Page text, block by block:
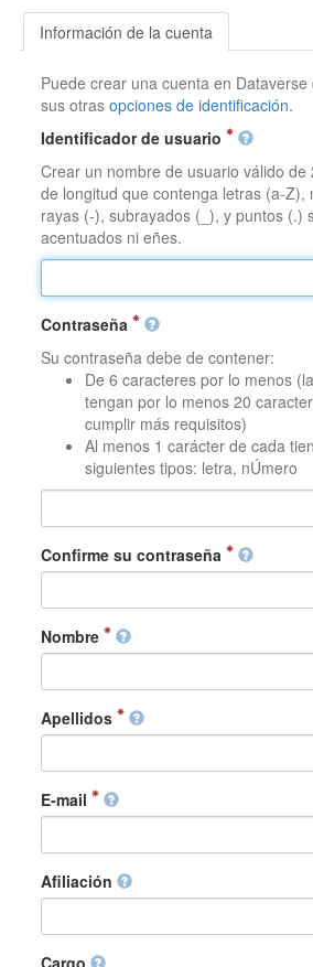
Información de la cuenta
Puede crear una cuenta en
sus otrasopciones de identificación.
Identificador de usuario
Crear un nombre de usuario válido
de longitud que contenga letras (a-Z),
rayas (-), subrayados (_), y puntos (.)
acentuados ni eñes.
Contraseña
Su contraseña debe de contener:
De 6 caracteres por lo menos
tengan por lo menos 20
cumplir más requisitos)
Al menos 1 carácter de cada
siguientes tipos: letra, nÚmero
Confirme su contraseña
Nombre
Apellidos
E-mail
Afiliación
Cargo